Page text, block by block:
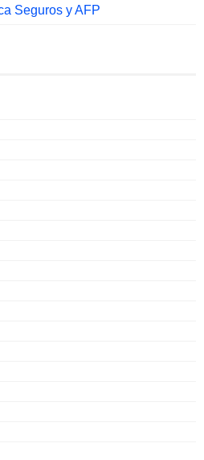
Seguros y AFP